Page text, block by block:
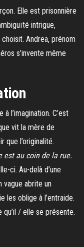
Elle est prisonnière
intrigue,
Andrea, prénom
s’invente même
l’imagination. C’est
vit la mère de
que l’originalité.
est au coin de la rue.
ci. Au-delà d’une
vague abrite un
les oblige à l’entraide.
/ elle se présente.